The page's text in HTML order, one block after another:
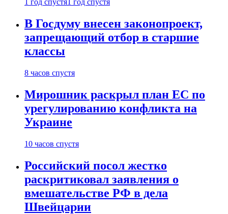
1 год спустя 1 год спустя
В Госдуму внесен законопроект,
запрещающий отбор в старшие
классы
8 часов спустя
Мирошник раскрыл план ЕС по
урегулированию конфликта на
Украине
10 часов спустя
Российский посол жестко
раскритиковал заявления о
вмешательстве РФ в дела
Швейцарии